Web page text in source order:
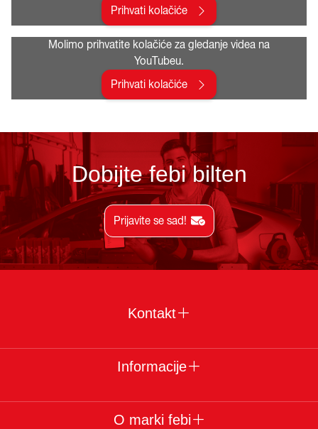
Prihvati kolačiće
Molimo prihvatite kolačiće za gledanje videa na
YouTubeu.
Prihvati kolačiće
Dobijte febi bilten
Prijavite se sad!
Kontakt
Informacije
O marki febi